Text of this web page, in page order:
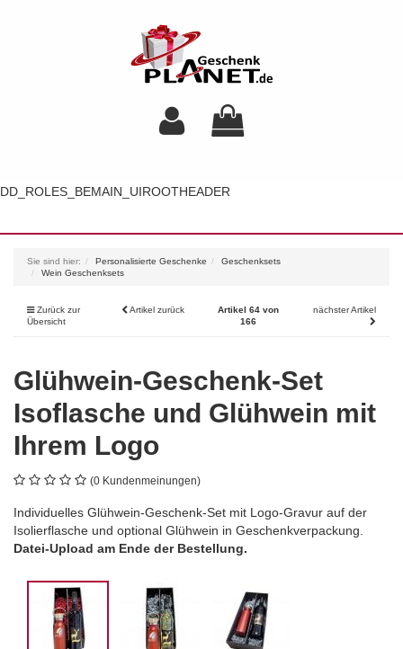
DD_ROLES_BEMAIN_UIROOTHEADER
Sie sind hier: Personalisierte Geschenke
Geschenksets
Wein Geschenksets
Zurück zur
Übersicht
Artikel zurück
Artikel 64 von
166
nächster Artikel
Glühwein-Geschenk-Set
Isoflasche und Glühwein mit
Ihrem Logo
(0 Kundenmeinungen)
Individuelles Glühwein-Geschenk-Set mit Logo-Gravur auf der
Isolierflasche und optional Glühwein in Geschenkverpackung.
Datei-Upload am Ende der Bestellung.